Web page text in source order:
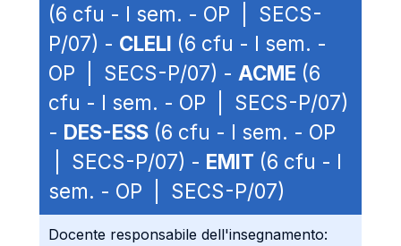
(6 cfu - I sem. - OP | SECS-
P/07) - CLELI (6 cfu - I sem. -
OP | SECS-P/07) - ACME (6
cfu - I sem. - OP | SECS-P/07)
- DES-ESS (6 cfu - I sem. - OP
| SECS-P/07) - EMIT (6 cfu - I
sem. - OP | SECS-P/07)
Docente responsabile dell'insegnamento: